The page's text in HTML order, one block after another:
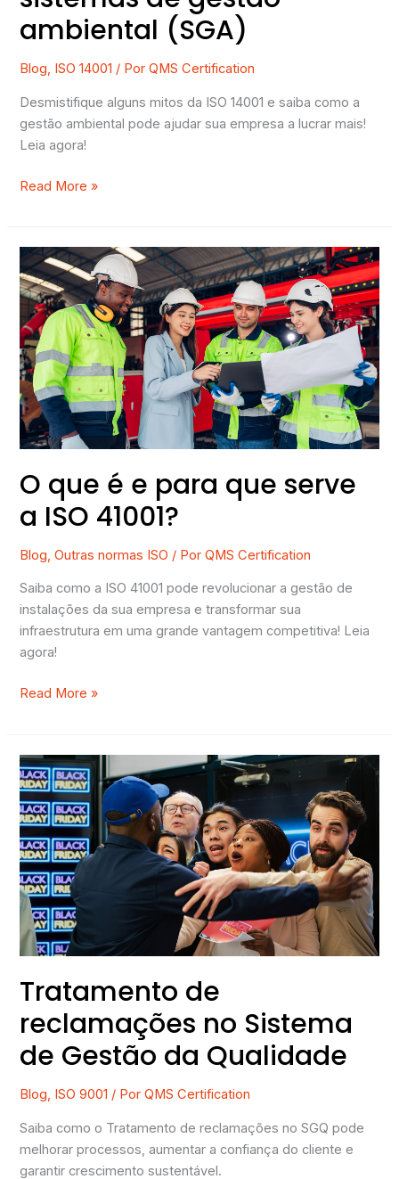
ambiental (SGA)
Blog, ISO 14001 / PorQMS Certification
Desmistifique alguns mitos da ISO 14001 e saiba como a
gestão ambiental pode ajudar sua empresa a lucrar mais!
Leia agora!
Read More »
O que é e para que serve
a ISO 41001?
Blog,Outras normas ISO / PorQMS Certification
Saiba como a ISO 41001 pode revolucionar a gestão de
instalações da sua empresa e transformar sua
infraestrutura em uma grande vantagem competitiva! Leia
agora!
O
que
é
e
para
que
serve
a
ISO
41001?
Read More »
Tratamento de
reclamações no Sistema
de Gestão da Qualidade
Blog, ISO 9001 / PorQMS Certification
Saiba como o Tratamento de reclamações no SGQ pode
melhorar processos, aumentar a confiança do cliente e
garantir crescimento sustentável.
Tratamento
de
reclamações
no
Sistema
de
Gestão
da
Qualidade